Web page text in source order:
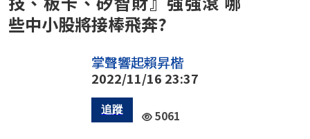
些中小股將接棒飛奔?
掌聲響起賴昇楷
2022/11/16 23:37
5061